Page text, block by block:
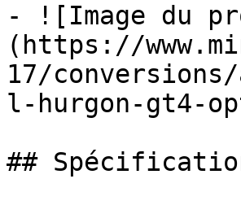
- ![Image du
(https://
17/
l-hurgon-gt4-
##